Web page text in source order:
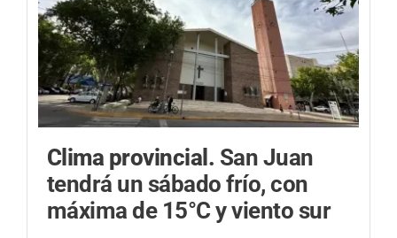
Clima provincial. San Juan
tendrá un sábado frío, con
máxima de 15°C y viento sur